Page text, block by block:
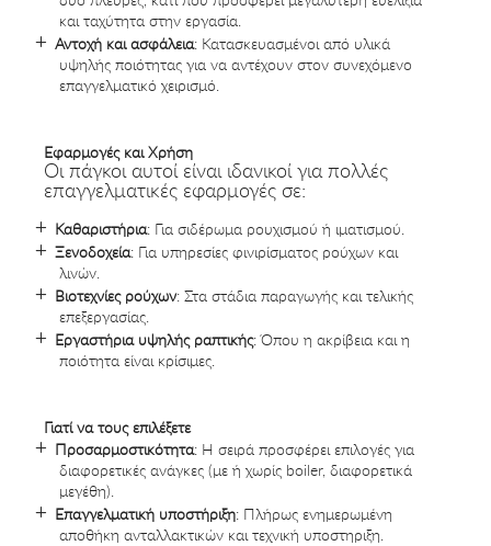
και ταχύτητα στην εργασία.
Αντοχή και ασφάλεια: Κατασκευασμένοι από υλικά
υψηλής ποιότητας για να αντέχουν στον συνεχόμενο
επαγγελματικό χειρισμό.
Εφαρμογές και Χρήση
Οι πάγκοι αυτοί είναι ιδανικοί για πολλές
επαγγελματικές εφαρμογές σε:
Καθαριστήρια: Για σιδέρωμα ρουχισμού ή ιματισμού.
Ξενοδοχεία: Για υπηρεσίες φινιρίσματος ρούχων και
λινών.
Βιοτεχνίες ρούχων: Στα στάδια παραγωγής και τελικής
επεξεργασίας.
Εργαστήρια υψηλής ραπτικής: Όπου η ακρίβεια και η
ποιότητα είναι κρίσιμες.
Γιατί να τους επιλέξετε
Προσαρμοστικότητα: Η σειρά προσφέρει επιλογές για
διαφορετικές ανάγκες (με ή χωρίς boiler, διαφορετικά
μεγέθη).
Επαγγελματική υποστήριξη: Πλήρως ενημερωμένη
αποθήκη ανταλλακτικών και τεχνική υποστηριξη.